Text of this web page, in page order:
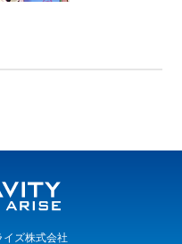
イズ株式会社